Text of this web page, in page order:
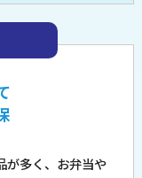
が多く、お弁当や